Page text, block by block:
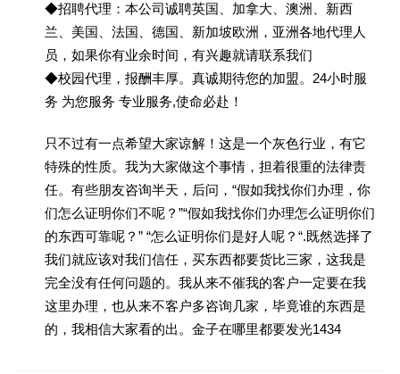
◆招聘代理：本公司诚聘英国、加拿大、澳洲、新西
兰、美国、法国、德国、新加坡欧洲，亚洲各地代理人
员，如果你有业余时间，有兴趣就请联系我们
◆校园代理，报酬丰厚。真诚期待您的加盟。24小时服
务 为您服务 专业服务,使命必赴！
只不过有一点希望大家谅解！这是一个灰色行业，有它
特殊的性质。我为大家做这个事情，担着很重的法律责
任。有些朋友咨询半天，后问，“假如我找你们办理，你
们怎么证明你们不呢？”“假如我找你们办理怎么证明你们
的东西可靠呢？” “怎么证明你们是好人呢？“.既然选择了
我们就应该对我们信任，买东西都要货比三家，这我是
完全没有任何问题的。我从来不催我的客户一定要在我
这里办理，也从来不客户多咨询几家，毕竟谁的东西是
的，我相信大家看的出。金子在哪里都要发光1434